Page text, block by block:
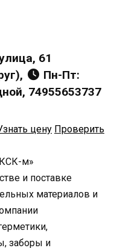
61
Пн-Пт:
74955653737
цену Проверить
м»
и поставке
материалов и
заборы и